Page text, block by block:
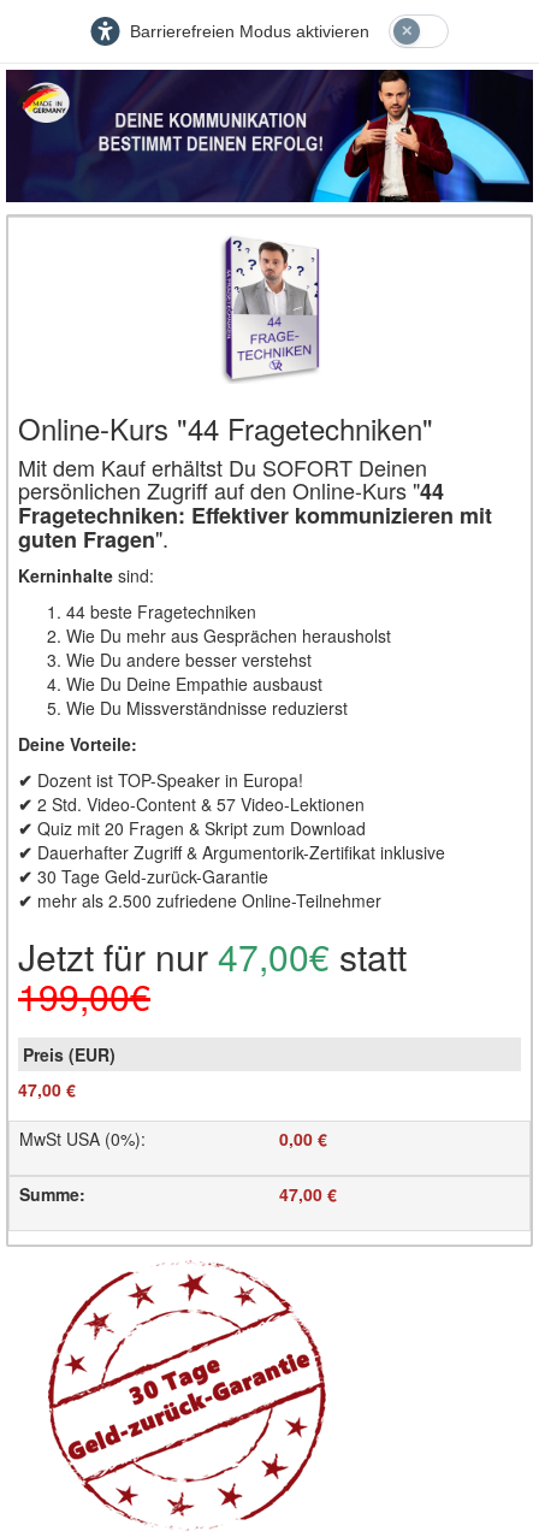
Barrierefreien Modus aktivieren
Online-Kurs "44 Fragetechniken"
Mit dem Kauf erhältst Du SOFORT Deinen
persönlichen Zugriff auf den Online-Kurs "44
Fragetechniken: Effektiver kommunizieren mit
guten Fragen".
Kerninhalte sind:
44 beste Fragetechniken
Wie Du mehr aus Gesprächen herausholst
Wie Du andere besser verstehst
Wie Du Deine Empathie ausbaust
Wie Du Missverständnisse reduzierst
Deine Vorteile:
✔ Dozent ist TOP-Speaker in Europa!
✔ 2 Std. Video-Content & 57 Video-Lektionen
✔ Quiz mit 20 Fragen & Skript zum Download
✔ Dauerhafter Zugriff & Argumentorik-Zertifikat inklusive
✔ 30 Tage Geld-zurück-Garantie
✔ mehr als 2.500 zufriedene Online-Teilnehmer
Jetzt für nur47,00€ statt
199,00€
47,00 €
MwSt USA (0%): 0,00 €
Summe: 47,00 €